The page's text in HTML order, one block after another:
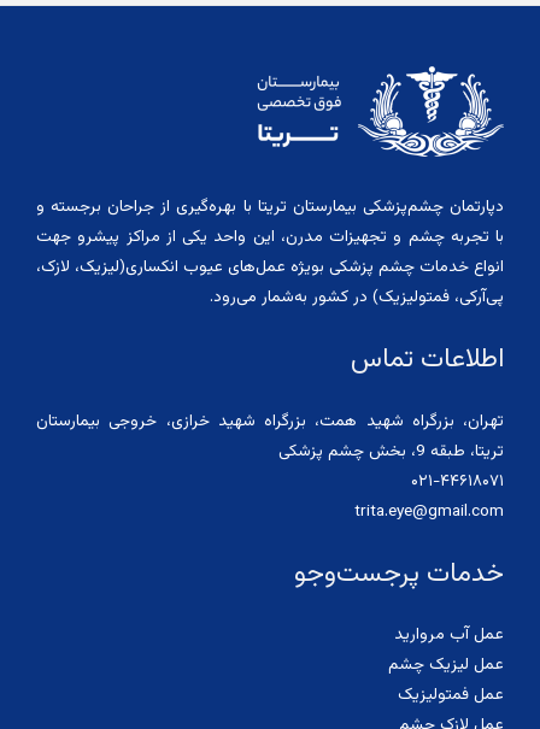
دپارتمان چشم‌پزشکی بیمارستان تریتا با بهره‌گیری از جراحان برجسته و
با تجربه چشم و تجهیزات مدرن، این واحد یکی از مراکز پیشرو جهت
انواع خدمات چشم پزشکی بویژه عمل‌های عیوب انکساری(لیزیک، لازک،
پی‌آرکی، فمتولیزیک) در کشور به‌شمار می‌رود.
اطلاعات تماس
تهران، بزرگراه شهید همت، بزرگراه شهید خرازی، خروجی بیمارستان
تریتا، طبقه 9، بخش چشم پزشکی
۰۲۱-۴۴۶۱۸۰۷۱
trita.eye@gmail.com
خدمات پرجست‌وجو
عمل آب مروارید
عمل لیزیک چشم
عمل فمتولیزیک